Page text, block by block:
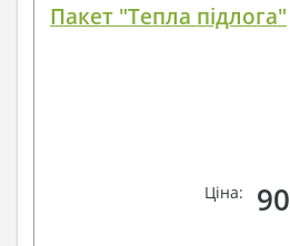
Пакет "Тепла підлога"
Ціна: 90